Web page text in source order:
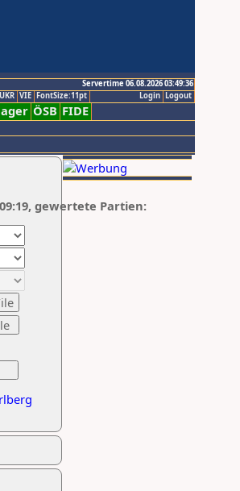
Servertime 06.08.2026 03:49:36
Logout
Login
UKR VIE FontSize:11pt
ÖSB FIDE
gewertete Partien: